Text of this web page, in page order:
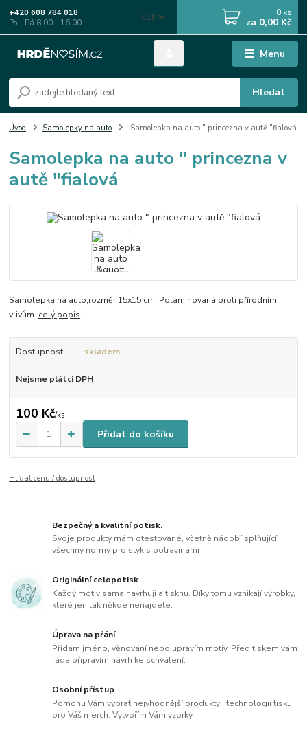
Menu
CZK
Hledat
+420 608 784 018
Po - Pá 8.00 - 16.00
0 ks
za 0,00 Kč
Úvod Samolepky na auto Samolepka na auto " princezna v autě "fialová
Samolepka na auto " princezna v
autě "fialová
Samolepka na auto,rozměr 15x15 cm. Polaminovaná proti přírodním
vlivům. celý popis
Dostupnost skladem
Nejsme plátci DPH
100 Kč/ks
Přidat do košíku
Hlídat cenu / dostupnost
Bezpečný a kvalitní potisk.
Svoje produkty mám otestované, včetně nádobí splňující
všechny normy pro styk s potravinami
Originální celopotisk
Každý motiv sama navrhuji a tisknu. Díky tomu vznikají výrobky,
které jen tak někde nenajdete.
Úprava na přání
Přidám jméno, věnování nebo upravím motiv. Před tiskem vám
ráda připravím návrh ke schválení.
Osobní přístup
Pomohu Vám vybrat nejvhodnější produkty i technologii tisku
pro Váš merch. Vytvořím Vám vzorky.